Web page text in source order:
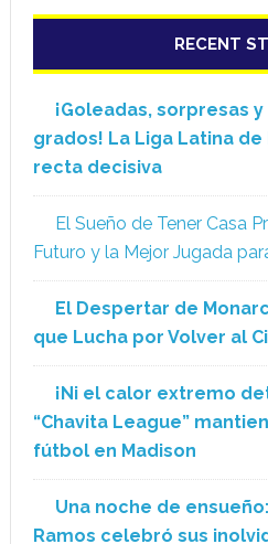
RECENT
¡Goleadas, sorpresas
grados! La Liga Latina
recta decisiva
El Sueño de Tener Casa
Futuro y la Mejor Jugada
El Despertar de
que Lucha por Volver al
¡Ni el calor extremo
“Chavita League”
fútbol en Madison
Una noche de
Ramos celebró sus